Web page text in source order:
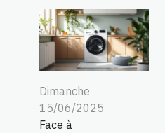
Dimanche
15/06/2025
Face à